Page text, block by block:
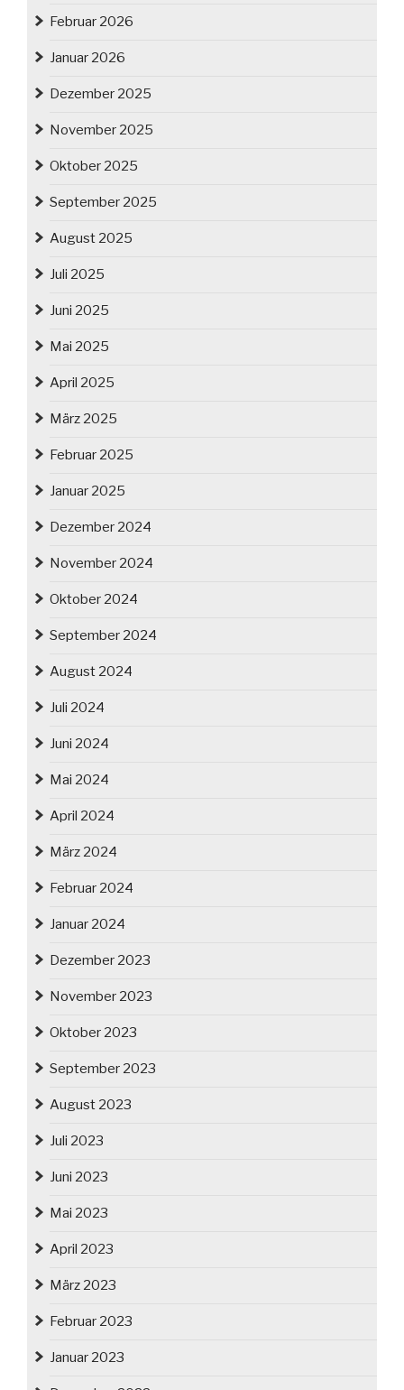
Februar 2026
Januar 2026
Dezember 2025
November 2025
Oktober 2025
September 2025
August 2025
Juli 2025
Juni 2025
Mai 2025
April 2025
März 2025
Februar 2025
Januar 2025
Dezember 2024
November 2024
Oktober 2024
September 2024
August 2024
Juli 2024
Juni 2024
Mai 2024
April 2024
März 2024
Februar 2024
Januar 2024
Dezember 2023
November 2023
Oktober 2023
September 2023
August 2023
Juli 2023
Juni 2023
Mai 2023
April 2023
März 2023
Februar 2023
Januar 2023